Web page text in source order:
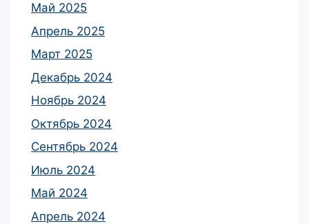
Май 2025
Апрель 2025
Март 2025
Декабрь 2024
Ноябрь 2024
Октябрь 2024
Сентябрь 2024
Июль 2024
Май 2024
Апрель 2024